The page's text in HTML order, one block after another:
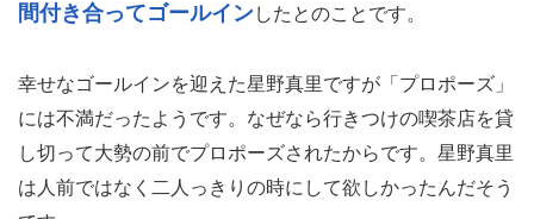
間付き合ってゴールインしたとのことです。
幸せなゴールインを迎えた星野真里ですが「プロポーズ」
には不満だったようです。なぜなら行きつけの喫茶店を貸
し切って大勢の前でプロポーズされたからです。星野真里
は人前ではなく二人っきりの時にして欲しかったんだそう